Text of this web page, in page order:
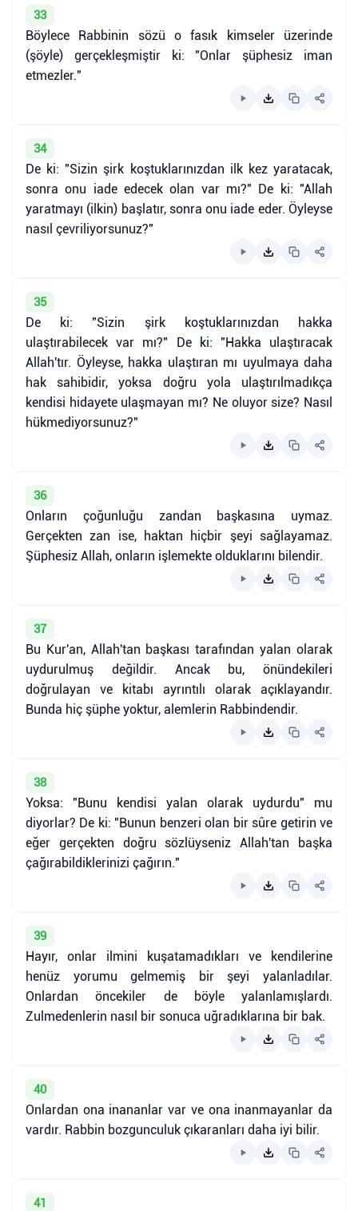
33
Böylece Rabbinin sözü o fasık kimseler üzerinde
(şöyle) gerçekleşmiştir ki: "Onlar şüphesiz iman
etmezler."
34
De ki: "Sizin şirk koştuklarınızdan ilk kez yaratacak,
sonra onu iade edecek olan var mı?" De ki: "Allah
yaratmayı (ilkin) başlatır, sonra onu iade eder. Öyleyse
nasıl çevriliyorsunuz?"
35
De ki: "Sizin şirk koştuklarınızdan hakka
ulaştırabilecek var mı?" De ki: "Hakka ulaştıracak
Allah'tır. Öyleyse, hakka ulaştıran mı uyulmaya daha
hak sahibidir, yoksa doğru yola ulaştırılmadıkça
kendisi hidayete ulaşmayan mı? Ne oluyor size? Nasıl
hükmediyorsunuz?"
36
Onların çoğunluğu zandan başkasına uymaz.
Gerçekten zan ise, haktan hiçbir şeyi sağlayamaz.
Şüphesiz Allah, onların işlemekte olduklarını bilendir.
37
Bu Kur'an, Allah'tan başkası tarafından yalan olarak
uydurulmuş değildir. Ancak bu, önündekileri
doğrulayan ve kitabı ayrıntılı olarak açıklayandır.
Bunda hiç şüphe yoktur, alemlerin Rabbindendir.
38
Yoksa: "Bunu kendisi yalan olarak uydurdu" mu
diyorlar? De ki: "Bunun benzeri olan bir sûre getirin ve
eğer gerçekten doğru sözlüyseniz Allah'tan başka
çağırabildiklerinizi çağırın."
39
Hayır, onlar ilmini kuşatamadıkları ve kendilerine
henüz yorumu gelmemiş bir şeyi yalanladılar.
Onlardan öncekiler de böyle yalanlamışlardı.
Zulmedenlerin nasıl bir sonuca uğradıklarına bir bak.
40
Onlardan ona inananlar var ve ona inanmayanlar da
vardır. Rabbin bozgunculuk çıkaranları daha iyi bilir.
41